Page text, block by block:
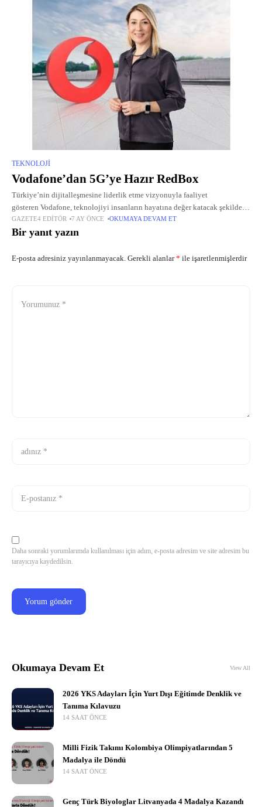
TEKNOLOJI
Vodafone’dan 5G’ye Hazır RedBox
Türkiye’nin dijitalleşmesine liderlik etme vizyonuyla faaliyet
gösteren Vodafone, teknolojiyi insanların hayatına değer katacak şekilde
sunmaya devam ediyor.
GAZETE4 EDITÖR 7 AY ÖNCE OKUMAYA DEVAM ET
Bir yanıt yazın
E-posta adresiniz yayınlanmayacak. Gerekli alanlar* ile işaretlenmişlerdir
Daha sonraki yorumlarımda kullanılması için adım, e-posta adresim ve site adresim bu
tarayıcıya kaydedilsin.
Okumaya Devam Et View All
2026 YKS Adayları İçin Yurt Dışı Eğitimde Denklik ve
Tanıma Kılavuzu
14 SAAT ÖNCE
Milli Fizik Takımı Kolombiya Olimpiyatlarından 5
Madalya ile Döndü
14 SAAT ÖNCE
Genç Türk Biyologlar Litvanyada 4 Madalya Kazandı